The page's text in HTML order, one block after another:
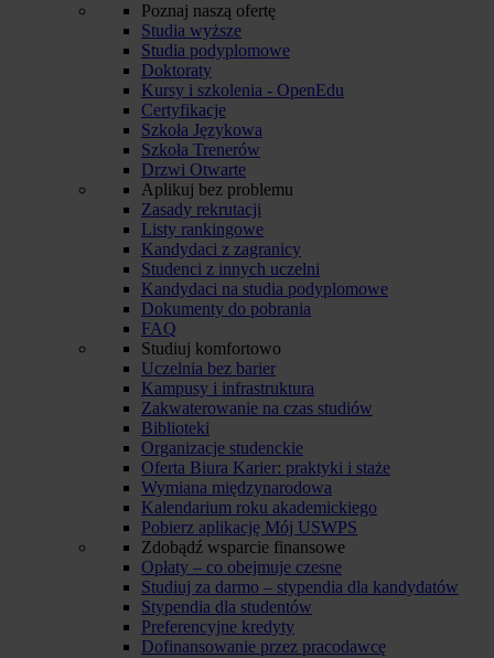
Poznaj naszą ofertę
Studia wyższe
Studia podyplomowe
Doktoraty
Kursy i szkolenia - OpenEdu
Certyfikacje
Szkoła Językowa
Szkoła Trenerów
Drzwi Otwarte
Aplikuj bez problemu
Zasady rekrutacji
Listy rankingowe
Kandydaci z zagranicy
Studenci z innych uczelni
Kandydaci na studia podyplomowe
Dokumenty do pobrania
FAQ
Studiuj komfortowo
Uczelnia bez barier
Kampusy i infrastruktura
Zakwaterowanie na czas studiów
Biblioteki
Organizacje studenckie
Oferta Biura Karier: praktyki i staże
Wymiana międzynarodowa
Kalendarium roku akademickiego
Pobierz aplikację Mój USWPS
Zdobądź wsparcie finansowe
Opłaty – co obejmuje czesne
Studiuj za darmo – stypendia dla kandydatów
Stypendia dla studentów
Preferencyjne kredyty
Dofinansowanie przez pracodawcę